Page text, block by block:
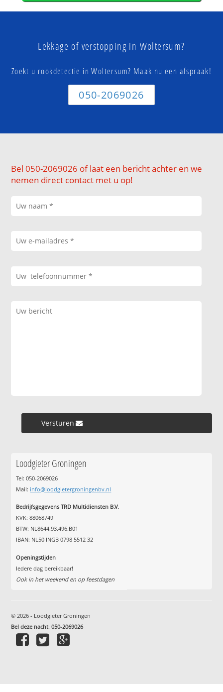
Lekkage of verstopping in Woltersum?
Zoekt u rookdetectie in Woltersum? Maak nu een afspraak!
050-2069026
Bel 050-2069026 of laat een bericht achter en we
nemen direct contact met u op!
Versturen »
Loodgieter Groningen
Tel: 050-2069026
Mail: info@loodgietergroningenbv.nl
Bedrijfsgegevens TRD Multidiensten B.V.
KVK: 88068749
BTW: NL8644.93.496.B01
IBAN: NL50 INGB 0798 5512 32
Openingstijden
Iedere dag bereikbaar!
Ook in het weekend en op feestdagen
© 2026 - Loodgieter Groningen
Bel deze nacht:050-2069026